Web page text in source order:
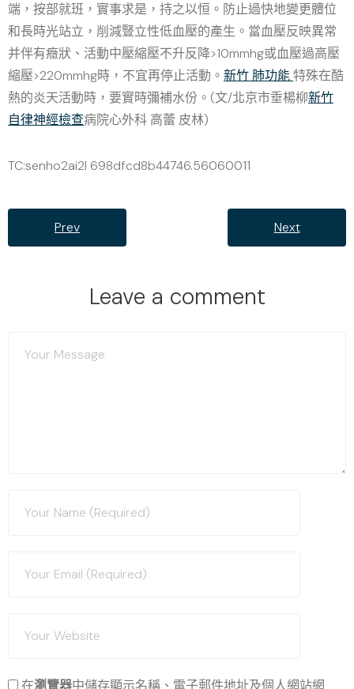
端，按部就班，實事求是，持之以恒。防止過快地變更體位
和長時光站立，削減豎立性低血壓的產生。當血壓反映異常
并伴有癥狀、活動中壓縮壓不升反降>10mmhg或血壓過高壓
縮壓>220mmhg時，不宜再停止活動。 新竹 肺功能特殊在酷
熱的炎天活動時，要實時彌補水份。(文/北京市垂楊柳新竹
自律神經檢查病院心外科 高蕾 皮林)
TC:senho2ai2l 698dfcd8b44746.56060011
Prev Next
Leave a comment
在瀏覽器中儲存顯示名稱、電子郵件地址及個人網站網